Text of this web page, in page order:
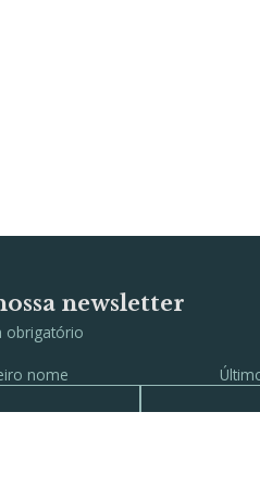
newsletter
obrigatório
nome